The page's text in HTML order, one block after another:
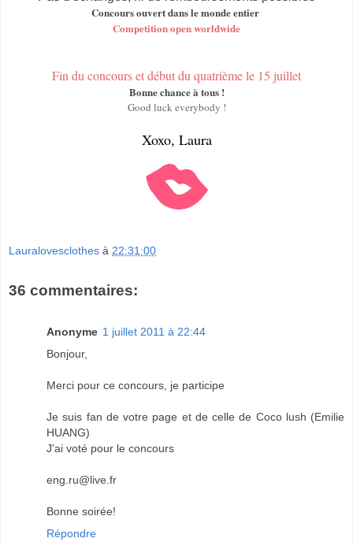
Concours ouvert dans le monde entier
Competition open worldwide
Fin du concours et début du quatrième le 15 juillet
Bonne chance à tous !
Good luck everybody !
Xoxo, Laura
Lauralovesclothes à 22:31:00
36 commentaires:
Anonyme 1 juillet 2011 à 22:44
Bonjour,
Merci pour ce concours, je participe
Je suis fan de votre page et de celle de Coco lush (Emilie
HUANG)
J'ai voté pour le concours
eng.ru@live.fr
Bonne soirée!
Répondre